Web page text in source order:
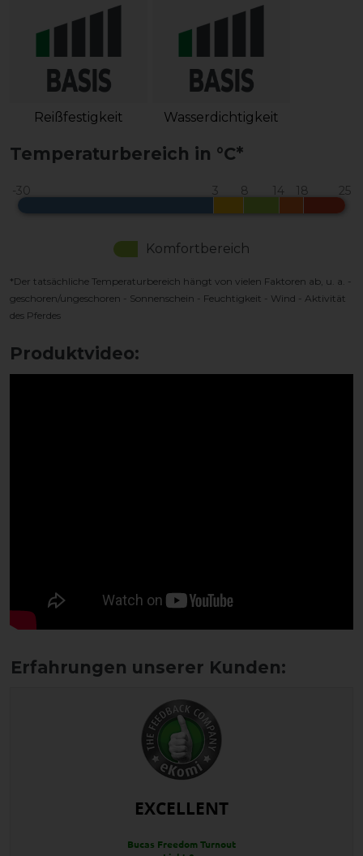
Reißfestigkeit Wasserdichtigkeit
Temperaturbereich in °C*
Komfortbereich
*Der tatsächliche Temperaturbereich hängt von vielen Faktoren ab, u. a. -
geschoren/ungeschoren - Sonnenschein - Feuchtigkeit - Wind - Aktivität
des Pferdes
Produktvideo:
EXCELLENT
Bucas Freedom Turnout